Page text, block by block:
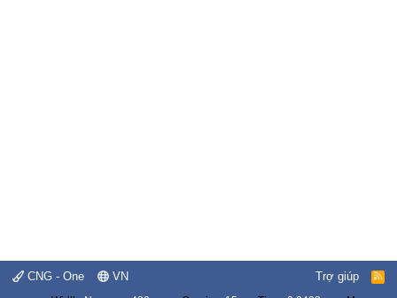
CNG - One VN Trợ giúp
R